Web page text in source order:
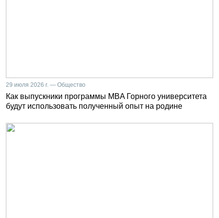
29 июля 2026 г. — Общество
Как выпускники программы MBA Горного университета
будут использовать полученный опыт на родине